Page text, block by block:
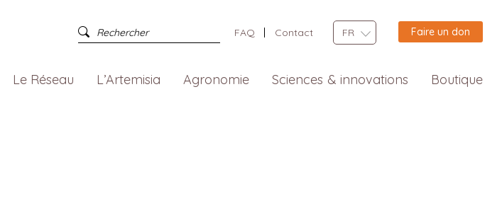
FAQ Contact FR Faire un don
Le Réseau L’Artemisia Agronomie Sciences & innovations Boutique